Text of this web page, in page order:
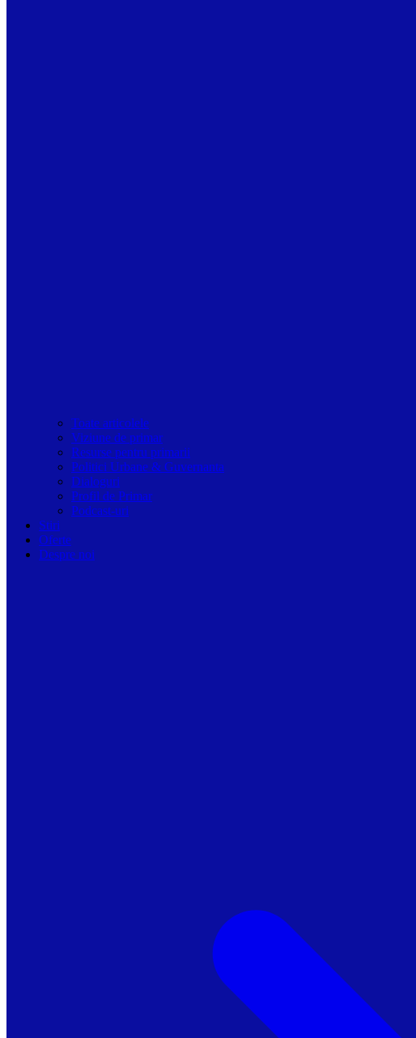
Toate articolele
Viziune de primar
Resurse pentru primarii
Politici Urbane & Guvernanta
Dialoguri
Profil de Primar
Podcast-uri
Stiri
Oferte
Despre noi